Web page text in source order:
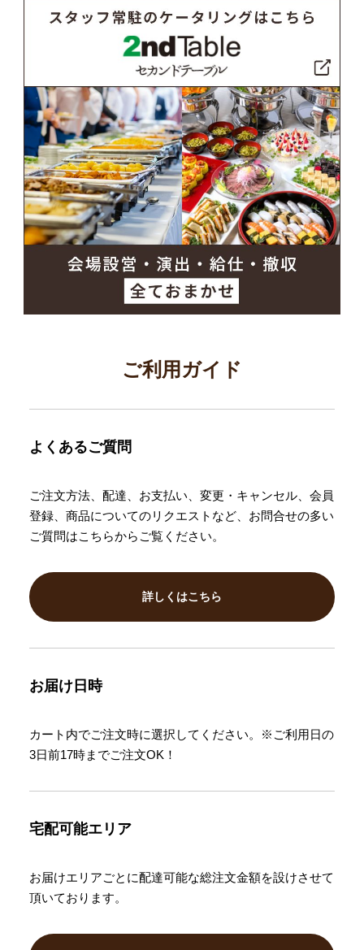
ご利用ガイド
よくあるご質問
ご注文方法、配達、お支払い、変更・キャンセル、会員
登録、商品についてのリクエストなど、お問合せの多い
ご質問はこちらからご覧ください。
詳しくはこちら
お届け日時
カート内でご注文時に選択してください。※ご利用日の
3日前17時までご注文OK！
宅配可能エリア
お届けエリアごとに配達可能な総注文金額を設けさせて
頂いております。